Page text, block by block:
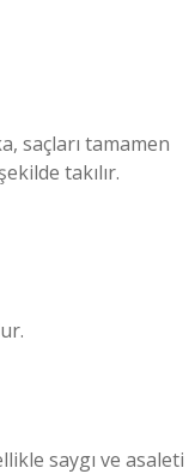
saçları tamamen
takılır.
saygı ve asaleti